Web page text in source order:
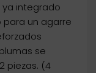
ya integrado
para un agarre
se
piezas. (4